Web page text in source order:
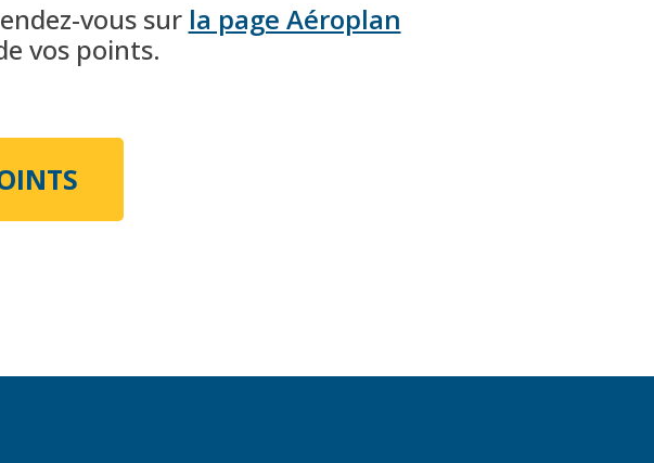
vous sur la page Aéroplan
vos points.